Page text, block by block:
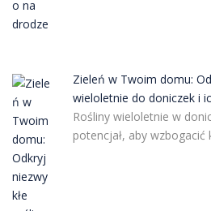
Zieleń w Twoim domu:
wieloletnie do doniczek i
Rośliny wieloletnie w
potencjał, aby wzbogacić